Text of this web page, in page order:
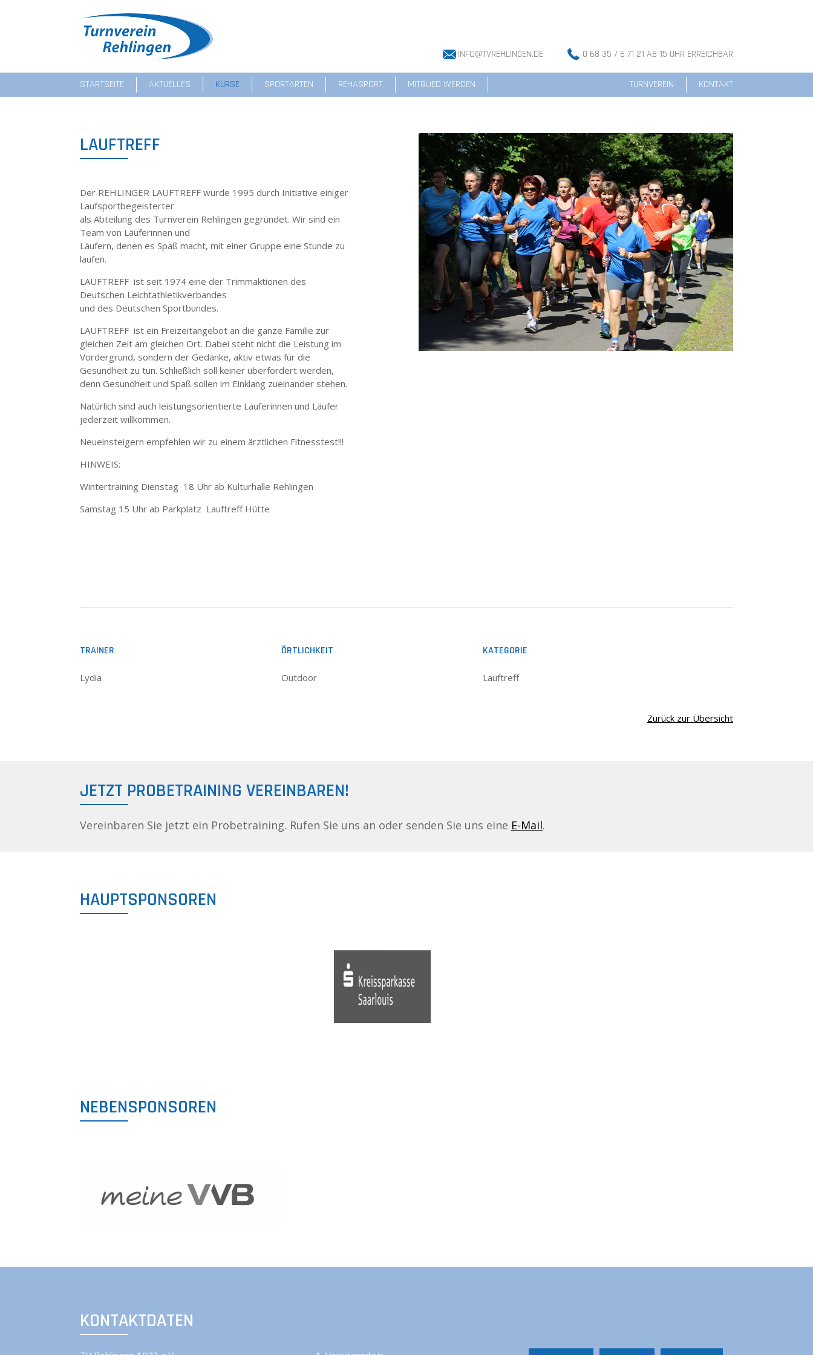
INFO@TVREHLINGEN.DE 0 68 35 / 6 71 21 AB 15 UHR ERREICHBAR
STARTSEITE AKTUELLES KURSE SPORTARTEN REHASPORT MITGLIED WERDEN TURNVEREIN KONTAKT
LAUFTREFF
Der REHLINGER LAUFTREFF wurde 1995 durch Initiative einiger
Laufsportbegeisterter
als Abteilung des Turnverein Rehlingen gegründet. Wir sind ein
Team von Läuferinnen und
Läufern, denen es Spaß macht, mit einer Gruppe eine Stunde zu
laufen.
LAUFTREFF ist seit 1974 eine der Trimmaktionen des
Deutschen Leichtathletikverbandes
und des Deutschen Sportbundes.
LAUFTREFF ist ein Freizeitangebot an die ganze Familie zur
gleichen Zeit am gleichen Ort. Dabei steht nicht die Leistung im
Vordergrund, sondern der Gedanke, aktiv etwas für die
Gesundheit zu tun. Schließlich soll keiner überfordert werden,
denn Gesundheit und Spaß sollen im Einklang zueinander stehen.
Natürlich sind auch leistungsorientierte Läuferinnen und Läufer
jederzeit willkommen.
Neueinsteigern empfehlen wir zu einem ärztlichen Fitnesstest!!!
HINWEIS:
Wintertraining Dienstag 18 Uhr ab Kulturhalle Rehlingen
Samstag 15 Uhr ab Parkplatz Lauftreff Hütte
TRAINER
Lydia
ÖRTLICHKEIT
Outdoor
KATEGORIE
Lauftreff
Zurück zur Übersicht
JETZT PROBETRAINING VEREINBAREN!
Vereinbaren Sie jetzt ein Probetraining. Rufen Sie uns an oder senden Sie uns eine E-Mail.
HAUPTSPONSOREN
NEBENSPONSOREN
KONTAKTDATEN